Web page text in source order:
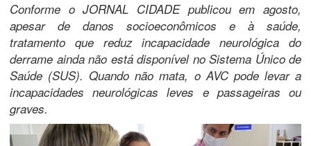
Conforme o JORNAL CIDADE publicou em agosto,
apesar de danos socioeconômicos e à saúde,
tratamento que reduz incapacidade neurológica do
derrame ainda não está disponível no Sistema Único de
Saúde (SUS). Quando não mata, o AVC pode levar a
incapacidades neurológicas leves e passageiras ou
graves.